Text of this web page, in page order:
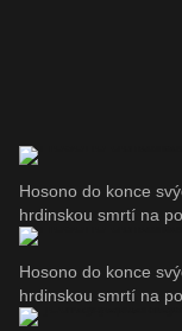
Hosono do konce
hrdinskou smrtí na
Hosono do konce
hrdinskou smrtí na